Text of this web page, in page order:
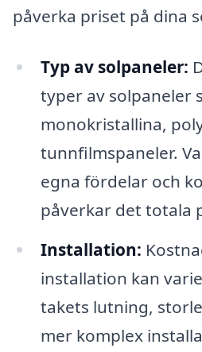
påverka priset på dina
Typ av solpaneler:
typer av solpaneler
monokristallina,
tunnfilmspaneler.
egna fördelar och
påverkar det totala
Installation:
installation kan
takets lutning,
mer komplex